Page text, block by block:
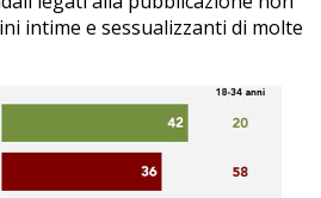
intime e sessualizzanti di molte